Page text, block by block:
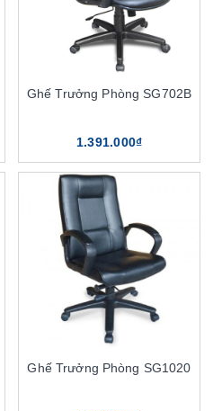
Ghế Trưởng Phòng SG702B
1.391.000₫
Ghế Trưởng Phòng SG1020